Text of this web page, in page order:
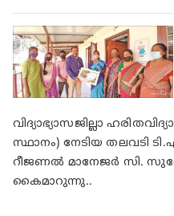
വിദ്യാഭ്യാസജില്ലാ
സ്ഥാനം) നേടിയ തലവടി
റീജണൽ മാനേജർ സി.
കൈമാറുന്നു..